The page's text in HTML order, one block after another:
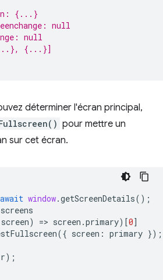
{...}
null
null
{...}]
déterminer l'écran principal,
pour mettre un
sur cet écran.
await window.getScreenDetails();
screens
screen) => screen .primary)[0]
({ screen : primary });
);